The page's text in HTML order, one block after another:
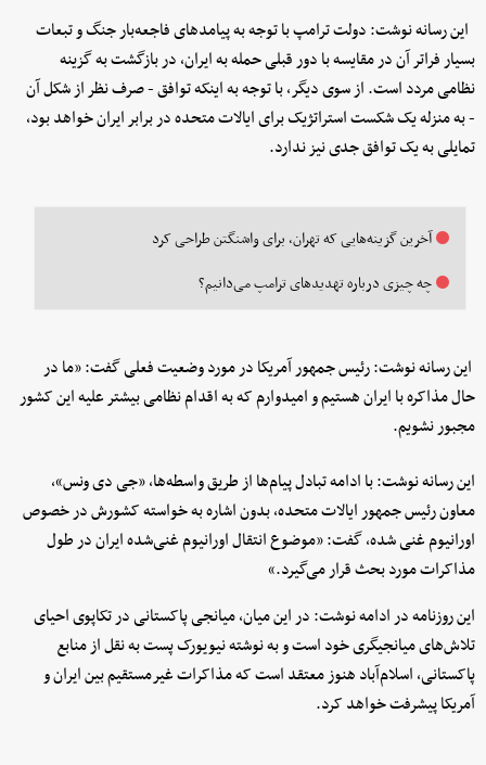
این رسانه نوشت: دولت ترامپ با توجه به پیامدهای فاجعه‌بار جنگ و تبعات
بسیار فراتر آن در مقایسه با دور قبلی حمله به ایران، در بازگشت به گزینه
نظامی مردد است. از سوی دیگر، با توجه به اینکه توافق - صرف نظر از شکل آن
- به منزله یک شکست استراتژیک برای ایالات متحده در برابر ایران خواهد بود،
تمایلی به یک توافق جدی نیز ندارد.
آخرین گزینه‌هایی که تهران، برای واشنگتن طراحی کرد
چه چیزی درباره تهدیدهای ترامپ می‌دانیم؟
این رسانه نوشت: رئیس جمهور آمریکا در مورد وضعیت فعلی گفت: «ما در
حال مذاکره با ایران هستیم و امیدوارم که به اقدام نظامی بیشتر علیه این کشور
مجبور نشویم.
این رسانه نوشت: با ادامه تبادل پیام‌ها از طریق واسطه‌ها، «جی دی ونس»،
معاون رئیس جمهور ایالات متحده، بدون اشاره به خواسته کشورش در خصوص
اورانیوم غنی شده، گفت: «موضوع انتقال اورانیوم غنی‌شده ایران در طول
مذاکرات مورد بحث قرار می‌گیرد.»
این روزنامه در ادامه نوشت: در این میان، میانجی پاکستانی در تکاپوی احیای
تلاش‌های میانجیگری خود است و به نوشته نیویورک پست به نقل از منابع
پاکستانی، اسلام‌آباد هنوز معتقد است که مذاکرات غیرمستقیم بین ایران و
آمریکا پیشرفت خواهد کرد.